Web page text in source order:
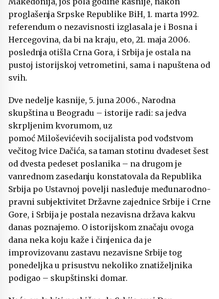
proglašenja Srpske Republike BiH, 1. marta 1992.
referendum o nezavisnosti izglasala je i Bosna i
Hercegovina, da bi na kraju, eto, 21. maja 2006.
poslednja otišla Crna Gora, i Srbija je ostala na
pustoj istorijskoj vetrometini, sama i napuštena od
svih.
Dve nedelje kasnije, 5. juna 2006., Narodna
skupština u Beogradu – istorije radi: sa jedva
skrpljenim kvorumom, uz
pomoć Miloševićevih socijalista pod vođstvom
večitog Ivice Dačića, sa taman stotinu dvadeset šest
od dvesta pedeset poslanika – na drugom je
vanrednom zasedanju konstatovala da Republika
Srbija po Ustavnoj povelji nasleđuje međunarodno-
pravni subjektivitet Državne zajednice Srbije i Crne
Gore, i Srbija je postala nezavisna država kakvu
danas poznajemo. O istorijskom značaju ovoga
dana neka koju kaže i činjenica da je
improvizovanu zastavu nezavisne Srbije tog
ponedeljka u prisustvu nekoliko znatiželjnika
podigao – skupštinski domar.